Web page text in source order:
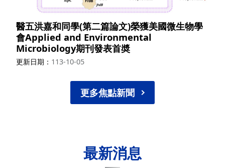
醫五洪嘉和同學(第二篇論文)榮獲美國微生物學
會Applied and Environmental
Microbiology期刊發表首奬
更新日期 113-10-05
更多焦點新聞
最新消息